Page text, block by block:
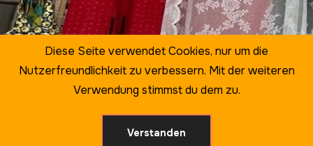
Zum
Inhalt
Diese Seite verwendet Cookies, nur um die
Nutzerfreundlichkeit zu verbessern. Mit der weiteren
Verwendung stimmst du dem zu.
Verstanden